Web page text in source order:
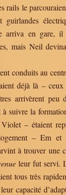
rails le
guirlandes
arriva en gare,
mais Neil
conduits au
déjà là –
arrivèrent peu
suivre la
– étaient
– Em et
à trouver une
leur fut servi.
tous très
capacité